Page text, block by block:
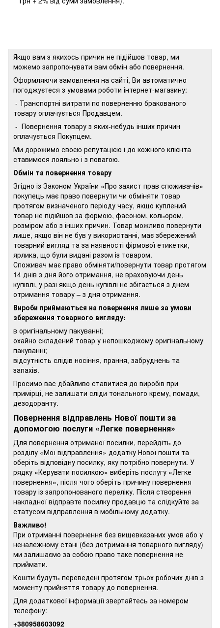
Якщо вам з якихось причин не підійшов товар, ми
можемо запропонувати вам обмін або повернення.
Оформляючи замовлення на сайті, Ви автоматично
погоджуєтеся з умовами роботи інтернет-магазину:
- Транспортні витрати по поверненню бракованого
товару оплачується Продавцем.
- Повернення товару з яких-небудь інших причин
оплачується Покупцем.
Ми дорожимо своєю репутацією і до кожного клієнта
ставимося лояльно і з повагою.
Обмін та повернення товару
Згідно із Законом України «Про захист прав споживачів»
покупець має право повернути чи обміняти товар
протягом визначеного періоду часу, якщо куплений
товар не підійшов за формою, фасоном, кольором,
розміром або з інших причин. Товар можливо повернути
лише, якщо він не був у використанні, має збережений
товарний вигляд та за наявності фірмової етикетки,
ярлика, що були видані разом із товаром.
Споживач має право обміняти/повернути товар протягом
14 днів з дня його отримання, не враховуючи день
купівлі, у разі якщо день купівлі не збігається з днем
отримання товару – з дня отримання.
Вироби приймаються на повернення лише за умови
збереження товарного вигляду:
в оригінальному пакуванні;
охайно складений товар у непошкоджому оригінальному
пакуванні;
відсутність слідів носіння, прання, забруднень та
запахів.
Просимо вас дбайливо ставитися до виробів при
примірці, не залишати сліди тонального крему, помади,
дезодоранту.
Повернення відправлень Нової пошти за
допомогою послуги «Легке повернення»
Для повернення отриманої посилки, перейдіть до
розділу «Мої відправлення» додатку Нової пошти та
оберіть відповідну посилку, яку потрібно повернути. У
рядку «Керувати посилкою» виберіть послугу «Легке
повернення», після чого оберіть причину повернення
товару із запропонованого переліку. Після створення
накладної відправте посилку продавцю та слідкуйте за
статусом відправлення в мобільному додатку.
Важливо!
При отриманні повернення без вищевказаних умов або у
неналежному стані (без дотримання товарного вигляду)
ми залишаємо за собою право таке повернення не
приймати.
Кошти будуть переведені протягом трьох робочих днів з
моменту прийняття товару до повернення.
Для додаткової інформації звертайтесь за номером
телефону:
+380958603092